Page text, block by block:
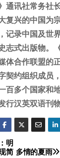
讯社常务社长
复兴的中国为
记录中国及世
志式出版物。
体合作联盟的
契约组织成员，
百多个国家和
汉英双语刊物
多情的夏雨
明
简